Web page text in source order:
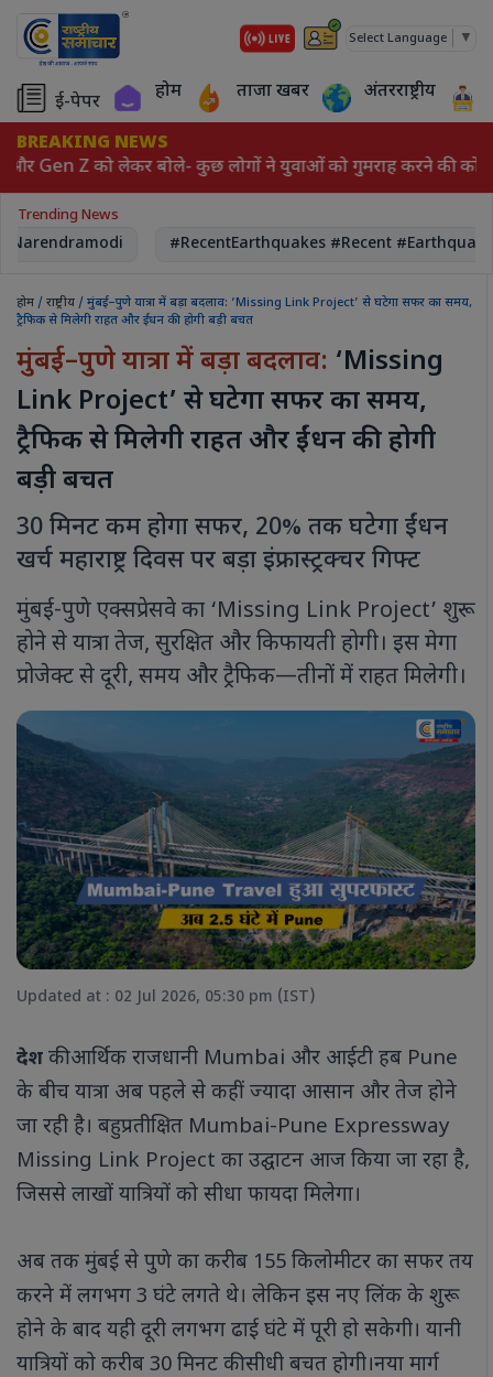
Select Language ▼
ई-पेपर होम ताजा खबर अंतरराष्ट्रीय
BREAKING NEWS
और Gen Z को लेकर बोले- कुछ लोगों ने युवाओं को गुमराह करने की
Trending News
#RecentEarthquakes #Recent
होम / राष्ट्रीय / मुंबई–पुणे यात्रा में बड़ा बदलाव: ‘Missing Link Project’ से घटेगा सफर का समय,
ट्रैफिक से मिलेगी राहत और ईंधन की होगी बड़ी बचत
मुंबई–पुणे यात्रा में बड़ा बदलाव: ‘Missing
Link Project’ से घटेगा सफर का समय,
ट्रैफिक से मिलेगी राहत और ईंधन की होगी
बड़ी बचत
30 मिनट कम होगा सफर, 20% तक घटेगा ईंधन
खर्च महाराष्ट्र दिवस पर बड़ा इंफ्रास्ट्रक्चर गिफ्ट
मुंबई-पुणे एक्सप्रेसवे का ‘Missing Link Project’ शुरू
होने से यात्रा तेज, सुरक्षित और किफायती होगी। इस मेगा
प्रोजेक्ट से दूरी, समय और ट्रैफिक—तीनों में राहत मिलेगी।
Updated at : 02 Jul 2026, 05:30 pm (IST)
देश की आर्थिक राजधानी Mumbai और आईटी हब Pune
के बीच यात्रा अब पहले से कहीं ज्यादा आसान और तेज होने
जा रही है। बहुप्रतीक्षित Mumbai-Pune Expressway
Missing Link Project का उद्घाटन आज किया जा रहा है,
जिससे लाखों यात्रियों को सीधा फायदा मिलेगा।
अब तक मुंबई से पुणे का करीब 155 किलोमीटर का सफर तय
करने में लगभग 3 घंटे लगते थे। लेकिन इस नए लिंक के शुरू
होने के बाद यही दूरी लगभग ढाई घंटे में पूरी हो सकेगी। यानी
यात्रियों को करीब 30 मिनट की सीधी बचत होगी।नया मार्ग